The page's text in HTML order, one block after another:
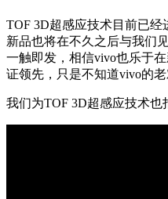
TOF 3D超感应技术目前已
新品也将在不久之后与我们
一触即发，相信vivo也乐于
证领先，只是不知道vivo的
我们为TOF 3D超感应技术也